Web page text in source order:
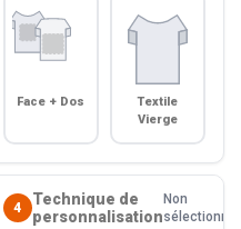
Face + Dos
Textile
Vierge
4
Technique de
personnalisation
Non
sélectionné